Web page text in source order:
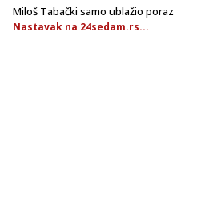
Miloš Tabački samo ublažio poraz
Nastavak na 24sedam.rs...